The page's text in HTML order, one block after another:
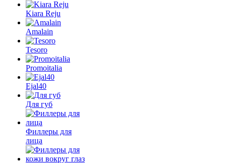
Kiara Reju
Amalain
Tesoro
Promoitalia
Ejal40
Для губ
Филлеры для
лица